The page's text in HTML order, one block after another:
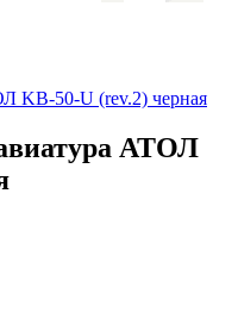
KB-50-U (rev.2) черная
АТОЛ